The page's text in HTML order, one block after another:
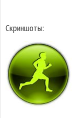
Скриншоты: